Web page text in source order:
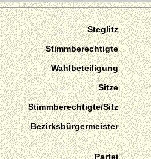
Steglitz
Stimmberechtigte
Wahlbeteiligung
Sitze
Stimmberechtigte/Sitz
Bezirksbürgermeister
Partei